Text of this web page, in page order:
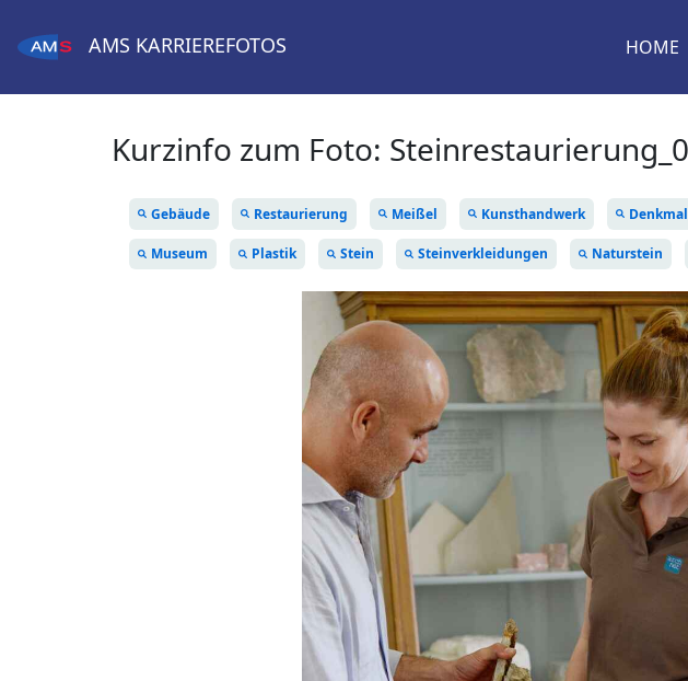
AMS KARRIEREFOTOS HOME
Kurzinfo zum Foto:
Gebäude Restaurierung Meißel Kunsthandwerk Denkmal
Museum Plastik Stein Steinverkleidungen Naturstein